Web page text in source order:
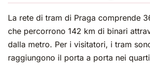
La rete di tram di Praga comprende
che percorrono 142 km di binari
dalla metro. Per i visitatori, i tram
raggiungono il porta a porta nei